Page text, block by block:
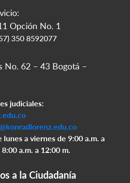
Opción No. 1
350 8592077
No. 62 – 43 Bogotá –
judiciales:
a viernes de 9:00 a.m. a
a.m. a 12:00 m.
a la Ciudadanía